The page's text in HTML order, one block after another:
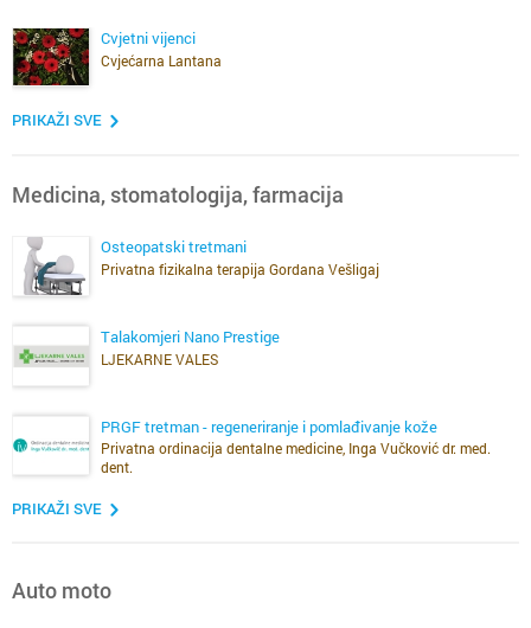
Cvjetni vijenci
Cvjećarna Lantana
PRIKAŽI SVE
Medicina, stomatologija, farmacija
Osteopatski tretmani
Privatna fizikalna terapija Gordana Vešligaj
Talakomjeri Nano Prestige
LJEKARNE VALES
PRGF tretman - regeneriranje i pomlađivanje kože
Privatna ordinacija dentalne medicine, Inga Vučković dr. med.
dent.
PRIKAŽI SVE
Auto moto